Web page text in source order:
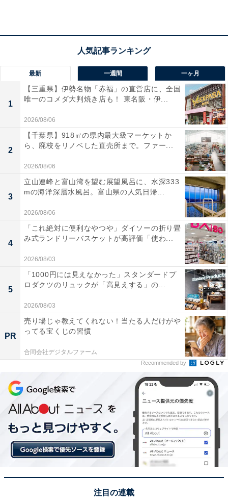
【北海道】入場無料も！ 高さ85mの観覧車に
道内最長ジェットコースター…札幌からも行
きやすい遊園地3選
「さとらんど（サッポロさとらんど）」は入場・
駐車場ともに無料！
最新 一週間 一ヶ月
1
【三重県】伊勢名物「赤福」の直営店に、全国
唯一のコメダ大判焼き店も！ 東名阪・伊...
2026/08/06
2
【千葉県】918㎡の県内最大級マーケットか
ら、廃校をリノベした直売所まで。ファー...
2026/08/06
3
立山連峰と富山湾を望む展望風呂に、水深333
mの海洋深層水風呂。富山県の人気日帰...
2026/08/06
4
「これ絶対に便利なやつや」ダイソーの折り畳
み式ランドリーバスケットが高評価「使わ...
2026/08/03
5
「1000円には見えなかった」スタンダードプ
ロダクツのリュックが「高見えする」の...
2026/08/03
PR
売り場じゃ教えてくれない！当たる人だけがや
ってる宝くじの習慣
合同会社デジタルファーム
Recommended by
注目の連載